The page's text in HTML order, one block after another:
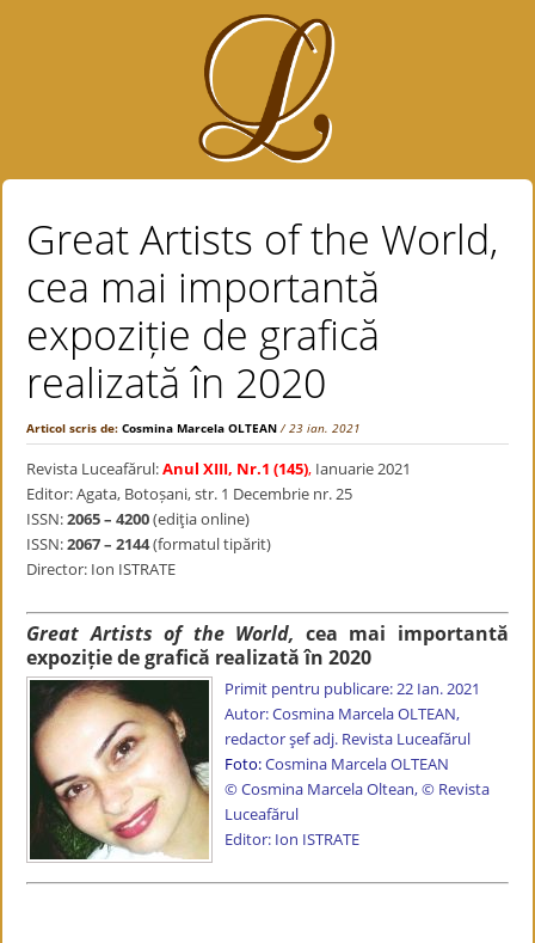
Great Artists of the World,
cea mai importantă
expoziție de grafică
realizată în 2020
Articol scris de:Cosmina Marcela OLTEAN / 23 ian. 2021
Revista Luceafărul:Anul XIII, Nr.1 (145), Ianuarie 2021
Editor: Agata, Botoșani, str. 1 Decembrie nr. 25
ISSN:2065 – 4200(ediţia online)
ISSN:2067 – 2144(formatul tipărit)
Director: Ion ISTRATE
Great Artists of the World, cea mai importantă
expoziție de grafică realizată în 2020
Primit pentru publicare: 22 Ian. 2021
Autor:Cosmina Marcela OLTEAN,
redactor șef adj. Revista Luceafărul
Foto:Cosmina Marcela OLTEAN
© Cosmina Marcela Oltean, © Revista
Luceafărul
Editor: Ion ISTRATE